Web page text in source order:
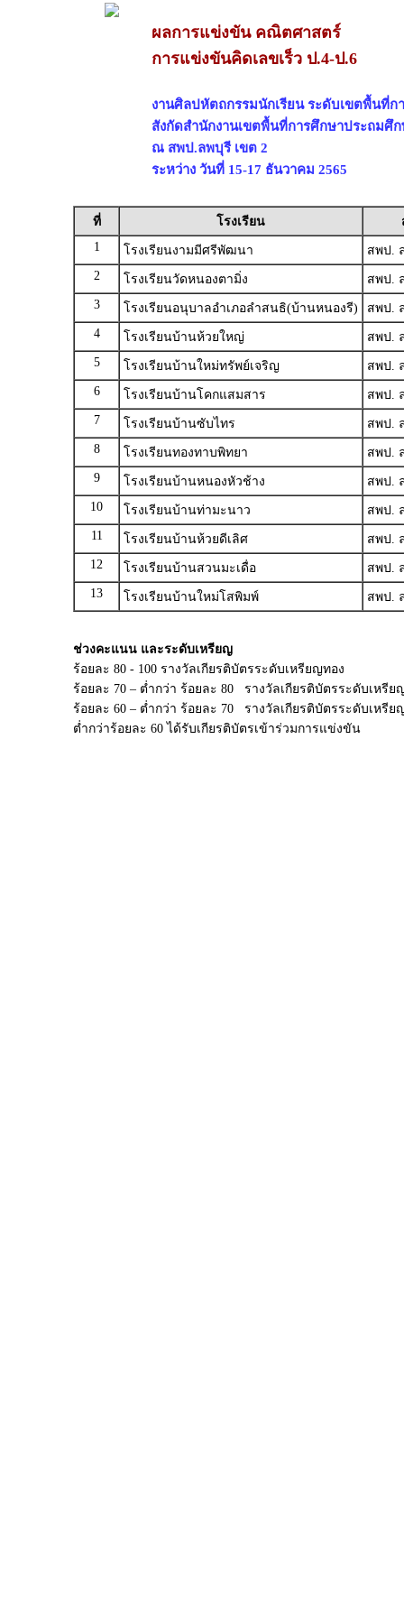
ผลการแข่งขัน คณิตศาสตร์
การแข่งขันคิดเลขเร็ว ป.4-ป.6
งานศิลปหัตถกรรมนักเรียน ระดับเขตพื้นที่ก
สังกัดสำนักงานเขตพื้นที่การศึกษาประถมศึ
ณ สพป.ลพบุรี เขต 2
ระหว่าง วันที่ 15-17 ธันวาคม 2565
ที่ โรงเรียน
1
โรงเรียนงามมีศรีพัฒนา
สพป.
2
โรงเรียนวัดหนองตามิ่ง
สพป.
3
โรงเรียนอนุบาลอำเภอลำสนธิ(บ้านหนองรี)
สพป.
4
โรงเรียนบ้านห้วยใหญ่
สพป.
5
โรงเรียนบ้านใหม่ทรัพย์เจริญ
สพป.
6
โรงเรียนบ้านโคกแสมสาร
สพป.
7
โรงเรียนบ้านซับไทร
สพป.
8
โรงเรียนทองทาบพิทยา
สพป.
9
โรงเรียนบ้านหนองหัวช้าง
สพป.
10
โรงเรียนบ้านท่ามะนาว
สพป.
11
โรงเรียนบ้านห้วยดีเลิศ
สพป.
12
โรงเรียนบ้านสวนมะเดื่อ
สพป.
13
โรงเรียนบ้านใหม่โสพิมพ์ สพป.
ช่วงคะแนน และระดับเหรียญ
ร้อยละ 80 - 100 รางวัลเกียรติบัตรระดับเหรียญทอง
ร้อยละ 70 – ต่ำกว่า ร้อยละ 80 รางวัลเกียรติบัตรระดับเหรีย
ร้อยละ 60 – ต่ำกว่า ร้อยละ 70 รางวัลเกียรติบัตรระดับเหรีย
ต่ำกว่าร้อยละ 60 ได้รับเกียรติบัตรเข้าร่วมการแข่งขัน